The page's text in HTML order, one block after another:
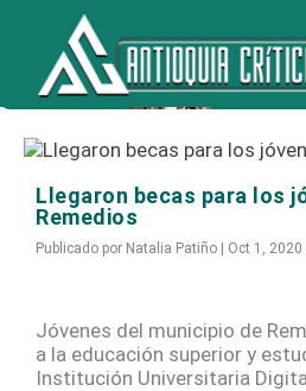
Etiqueta:
Llegaron becas para los
Remedios
Publicado por Natalia Patiño | Oct 1, 2020
Jóvenes del municipio de
a la educación superior y
Institución Universitaria